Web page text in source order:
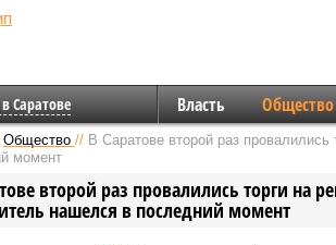
Саратове Власть Общество
Общество // В Саратове второй раз
момент
второй раз провалились торги на
нашелся в последний момент